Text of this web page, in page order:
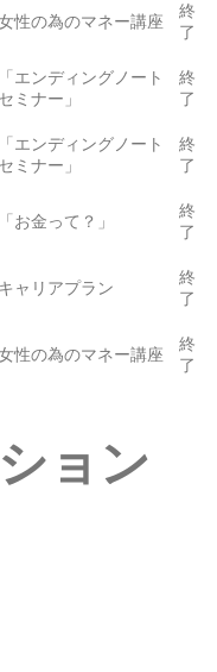
性の為のマネー講座
終
了
「エンディングノート
セミナー」
終
了
「エンディングノート
セミナー」
終
了
「お金って？」
終
了
キャリアプラン
終
了
性の為のマネー講座
終
了
ョン